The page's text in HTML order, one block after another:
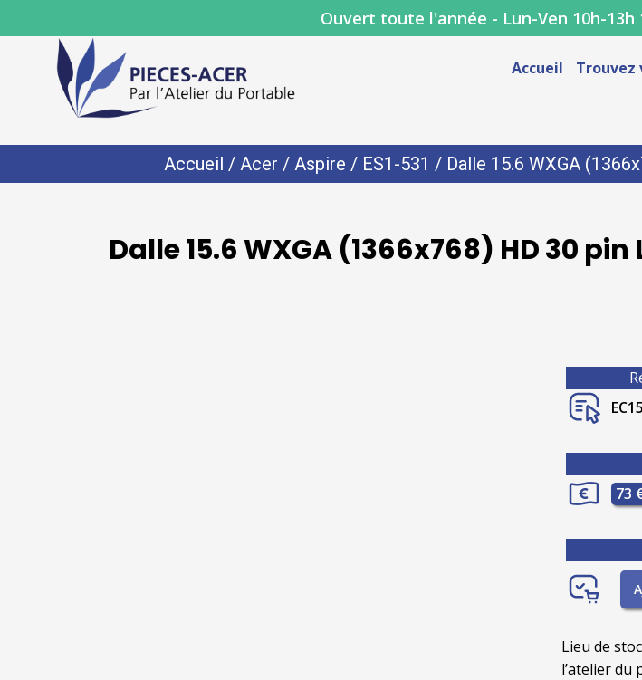
Ouvert toute l'année - Lun-Ven 10h-13h
Accueil Trouvez
Accueil / Acer / Aspire / ES1-531 / Dalle 15.6 WXGA
Dalle 15.6 WXGA (1366x768) HD 30
73
Lieu de
l’atelier du